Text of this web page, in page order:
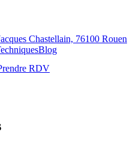
Chastellain, 76100 Rouen
Blog
RDV